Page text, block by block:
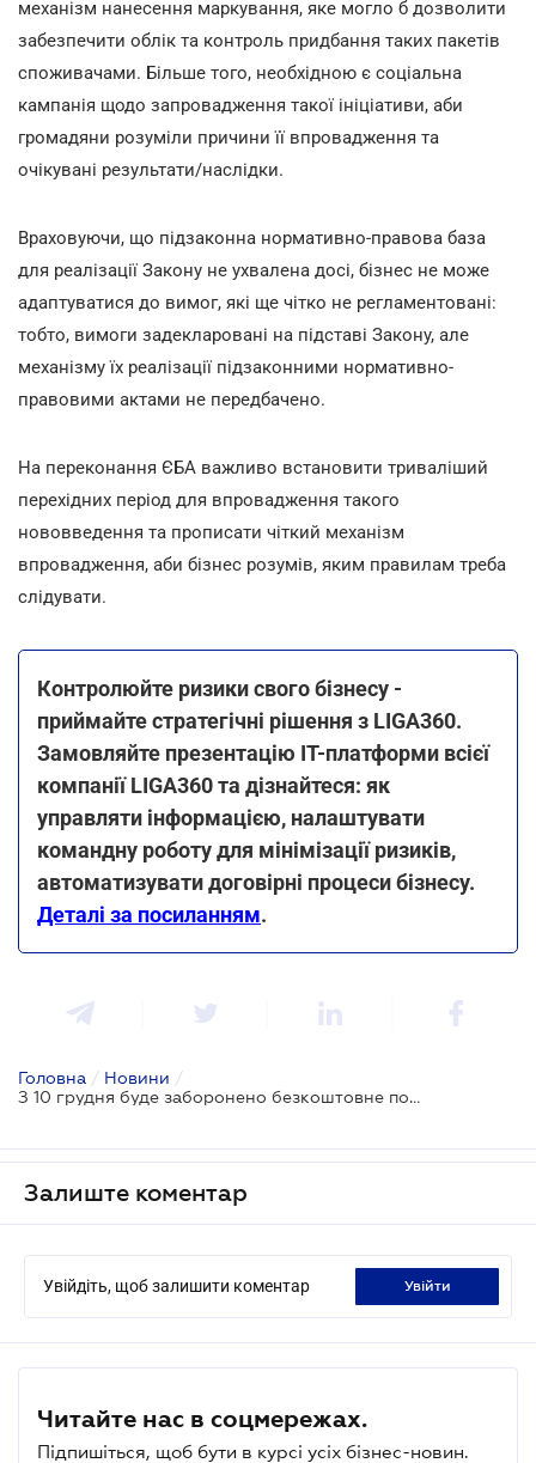
механізм нанесення маркування, яке могло б дозволити
забезпечити облік та контроль придбання таких пакетів
споживачами. Більше того, необхідною є соціальна
кампанія щодо запровадження такої ініціативи, аби
громадяни розуміли причини її впровадження та
очікувані результати/наслідки.
Враховуючи, що підзаконна нормативно-правова база
для реалізації Закону не ухвалена досі, бізнес не може
адаптуватися до вимог, які ще чітко не регламентовані:
тобто, вимоги задекларовані на підставі Закону, але
механізму їх реалізації підзаконними нормативно-
правовими актами не передбачено.
На переконання ЄБА важливо встановити триваліший
перехідних період для впровадження такого
нововведення та прописати чіткий механізм
впровадження, аби бізнес розумів, яким правилам треба
слідувати.
Контролюйте ризики свого бізнесу -
приймайте стратегічні рішення з LIGA360.
Замовляйте презентацію IT-платформи всієї
компанії LIGA360 та дізнайтеся: як
управляти інформацією, налаштувати
командну роботу для мінімізації ризиків,
автоматизувати договірні процеси бізнесу.
Деталі за посиланням.
Головна / Новини /
З 10 грудня буде заборонено безкоштовне поширення пластикових пакетів в магазинах: чи готовий бізнес?
Залиште коментар
Увійдіть, щоб залишити коментар увійти
Читайте нас в соцмережах.
Підпишіться, щоб бути в курсі усіх бізнес-новин.